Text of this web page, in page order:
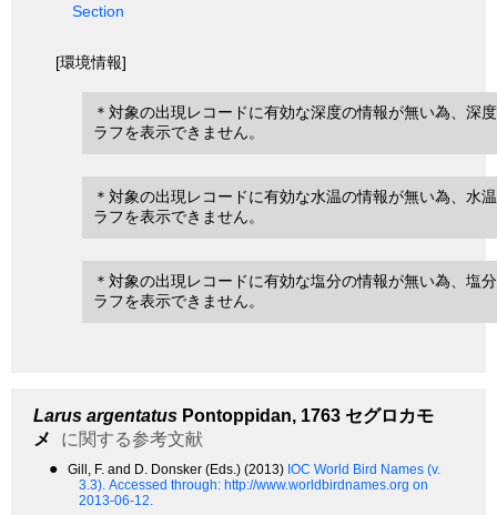
Section
[環境情報]
＊対象の出現レコードに有効な深度の情報が無い為、深
ラフを表示できません。
＊対象の出現レコードに有効な水温の情報が無い為、水
ラフを表示できません。
＊対象の出現レコードに有効な塩分の情報が無い為、塩
ラフを表示できません。
Larus argentatus Pontoppidan, 1763 セグロカモ
メ
に関する参考文献
● Gill, F. and D. Donsker (Eds.) (2013) IOC World Bird Names (v.
3.3). Accessed through: http://www.worldbirdnames.org on
2013-06-12.